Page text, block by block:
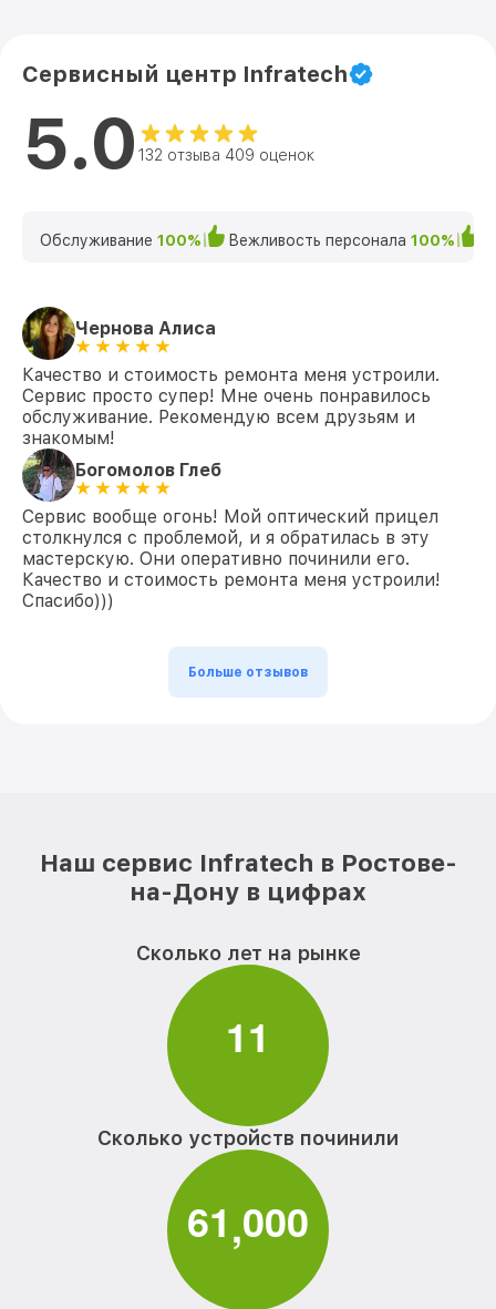
Сервисный центр Infratech
5.0 132 отзыва 409 оценок
Обслуживание 100% Вежливость персонала 100%
Чернова Алиса
Качество и стоимость ремонта меня устроили.
Сервис просто супер! Мне очень понравилось
обслуживание. Рекомендую всем друзьям и
знакомым!
Богомолов Глеб
Сервис вообще огонь! Мой оптический прицел
столкнулся с проблемой, и я обратилась в эту
мастерскую. Они оперативно починили его.
Качество и стоимость ремонта меня устроили!
Спасибо)))
Больше отзывов
Наш сервис Infratech в Ростове-
на-Дону в цифрах
Сколько лет на рынке
11
Сколько устройств починили
61,000